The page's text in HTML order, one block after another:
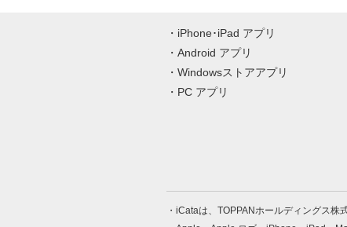
iPhone･iPad アプリ
Android アプリ
Windowsストアアプリ
PC アプリ
iCataは、TOPPANホールディングス株